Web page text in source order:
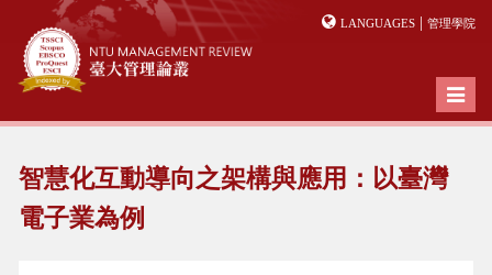
LANGUAGES | 管理學院
Toggle
智慧化互動導向之架構與應用：以臺灣
電子業為例